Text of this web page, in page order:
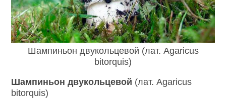
Шампиньон двукольцевой (лат. Agaricus
bitorquis)
Шампиньон двукольцевой (лат. Agaricus
bitorquis)